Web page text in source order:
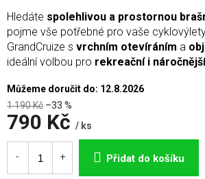
1 190 Kč –33 %
790 Kč / ks
Měrná
cena:
Můžeme doručit do: 12.8.2026
Přidat do košíku
Hledáte spolehlivou a prostornou
pojme vše potřebné pro vaše
GrandCruize s vrchním otevíráním a
ideální volbou pro rekreační i